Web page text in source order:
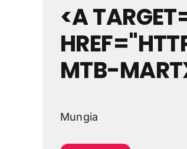
<A
MTB-
Mungia